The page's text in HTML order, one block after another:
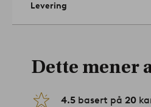
Levering
Dette mener
4.5 basert på 20